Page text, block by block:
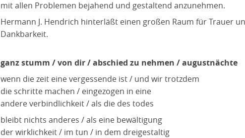
mit allen Problemen bejahend und gestaltend anzunehmen.
Hermann J. Hendrich hinterläßt einen großen Raum für Trauer
Dankbarkeit.
ganz stumm / von dir / abschied zu nehmen / augustnächte
wenn die zeit eine vergessende ist / und wir trotzdem
die schritte machen / eingezogen in eine
andere verbindlichkeit / als die des todes
bleibt nichts anderes / als eine bewältigung
der wirklichkeit / im tun / in dem dreigestaltig